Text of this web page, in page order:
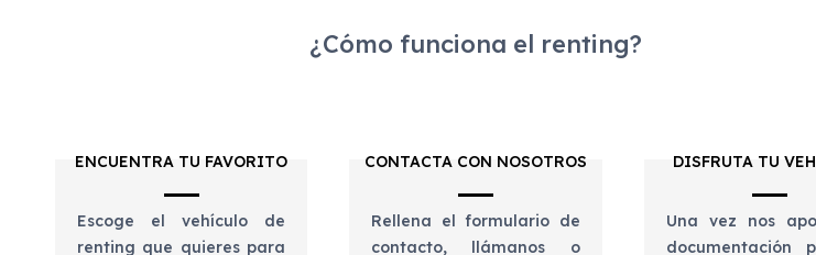
¿Cómo funciona el renting?
ENCUENTRA TU FAVORITO
Escoge el vehículo de
renting que quieres para
CONTACTA CON NOSOTROS
Rellena el formulario de
contacto, llámanos o
DISFRUTA TU
Una vez nos
documentación